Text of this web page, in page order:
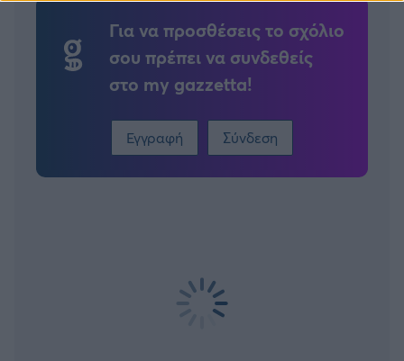
Για να προσθέσεις το σχόλιο
σου πρέπει να συνδεθείς
στο my gazzetta!
Εγγραφή Σύνδεση